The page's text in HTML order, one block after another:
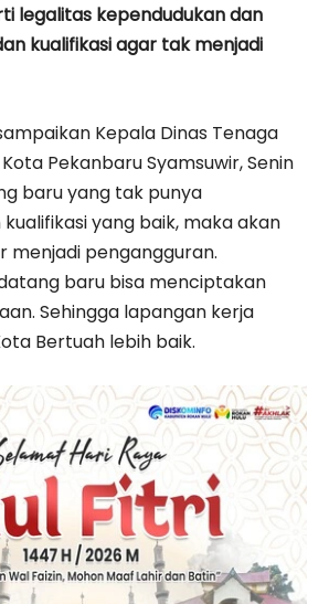
legalitas kependudukan dan
kualifikasi agar tak menjadi
Kepala Dinas Tenaga
Pekanbaru Syamsuwir, Senin
baru yang tak punya
yang baik, maka akan
menjadi pengangguran.
baru bisa menciptakan
Sehingga lapangan kerja
Bertuah lebih baik.